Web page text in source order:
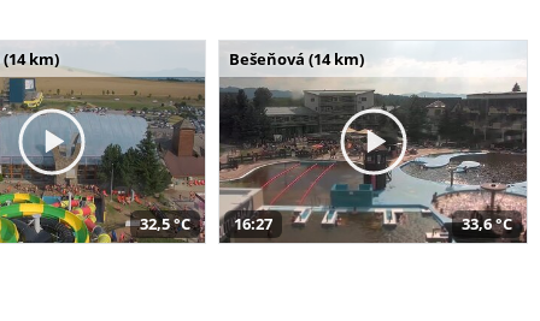
km)
32,5 °C
Bešeňová (14 km)
16:27 33,6 °C